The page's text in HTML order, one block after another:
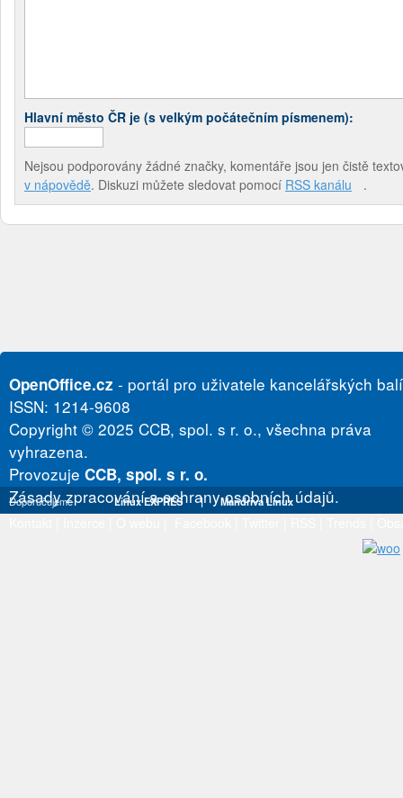
Hlavní město ČR je (s velkým počátečním písmenem):
Nejsou podporovány žádné značky, komentáře jsou jen čistě
v nápovědě. Diskuzi můžete sledovat pomocí RSS kanálu .
OpenOffice.cz - portál pro uživatele kancelářských
ISSN: 1214-9608
Copyright © 2025 CCB, spol. s r. o., všechna práva
vyhrazena.
Provozuje CCB, spol. s r. o.
Zásady zpracování a ochrany osobních údajů.
Doporučujeme Linux EXPRES | Mandriva Linux